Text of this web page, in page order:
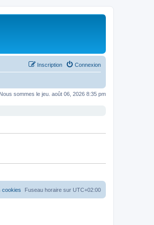
Connexion
Inscription
Nous sommes le jeu. août 06, 2026 8:35 pm
Fuseau horaire sur UTC+02:00
cookies